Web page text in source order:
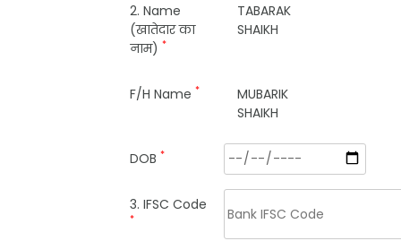
2. Name
(खातेदार का
नाम) *
TABARAK
SHAIKH
F/H Name *
MUBARIK
SHAIKH
DOB *
3. IFSC Code
*